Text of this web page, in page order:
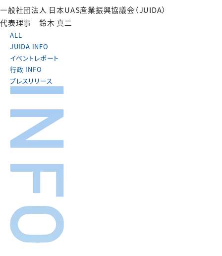
一般社団法人 日本UAS産業振興協議会（JUIDA）
代表理事 鈴木 真二
ALL
JUIDA INFO
イベントレポート
行政 INFO
プレスリリース